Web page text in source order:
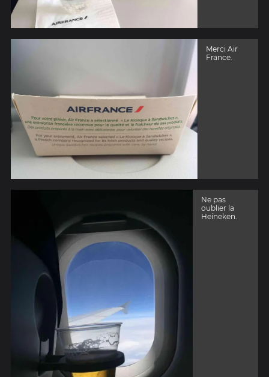
Merci Air
France.
Ne pas
oublier la
Heineken.